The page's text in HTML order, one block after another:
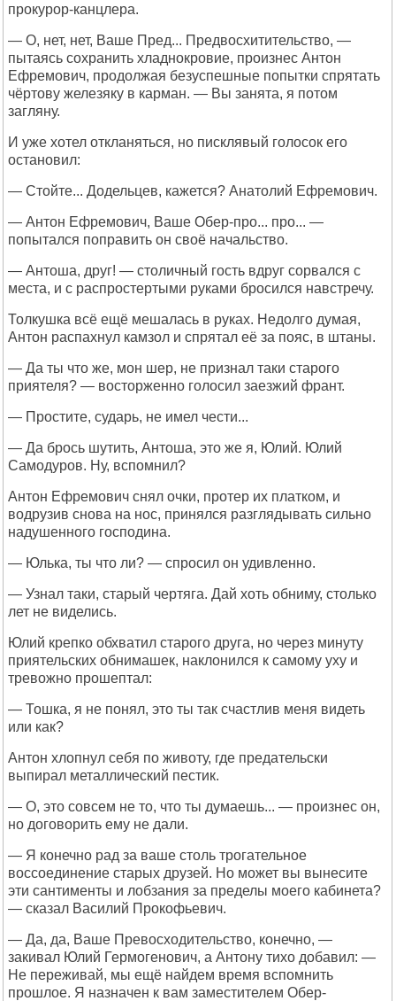
прокурор-канцлера.
— О, нет, нет, Ваше Пред... Предвосхитительство, —
пытаясь сохранить хладнокровие, произнес Антон
Ефремович, продолжая безуспешные попытки спрятать
чёртову железяку в карман. — Вы занята, я потом
загляну.
И уже хотел откланяться, но писклявый голосок его
остановил:
— Стойте... Додельцев, кажется? Анатолий Ефремович.
— Антон Ефремович, Ваше Обер-про... про... —
попытался поправить он своё начальство.
— Антоша, друг! — столичный гость вдруг сорвался с
места, и с распростертыми руками бросился навстречу.
Толкушка всё ещё мешалась в руках. Недолго думая,
Антон распахнул камзол и спрятал её за пояс, в штаны.
— Да ты что же, мон шер, не признал таки старого
приятеля? — восторженно голосил заезжий франт.
— Простите, сударь, не имел чести...
— Да брось шутить, Антоша, это же я, Юлий. Юлий
Самодуров. Ну, вспомнил?
Антон Ефремович снял очки, протер их платком, и
водрузив снова на нос, принялся разглядывать сильно
надушенного господина.
— Юлька, ты что ли? — спросил он удивленно.
— Узнал таки, старый чертяга. Дай хоть обниму, столько
лет не виделись.
Юлий крепко обхватил старого друга, но через минуту
приятельских обнимашек, наклонился к самому уху и
тревожно прошептал:
— Тошка, я не понял, это ты так счастлив меня видеть
или как?
Антон хлопнул себя по животу, где предательски
выпирал металлический пестик.
— О, это совсем не то, что ты думаешь... — произнес он,
но договорить ему не дали.
— Я конечно рад за ваше столь трогательное
воссоединение старых друзей. Но может вы вынесите
эти сантименты и лобзания за пределы моего кабинета?
— сказал Василий Прокофьевич.
— Да, да, Ваше Превосходительство, конечно, —
закивал Юлий Гермогенович, а Антону тихо добавил: —
Не переживай, мы ещё найдем время вспомнить
прошлое. Я назначен к вам заместителем Обер-